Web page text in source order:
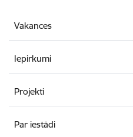
Vakances
Iepirkumi
Projekti
Par iestādi